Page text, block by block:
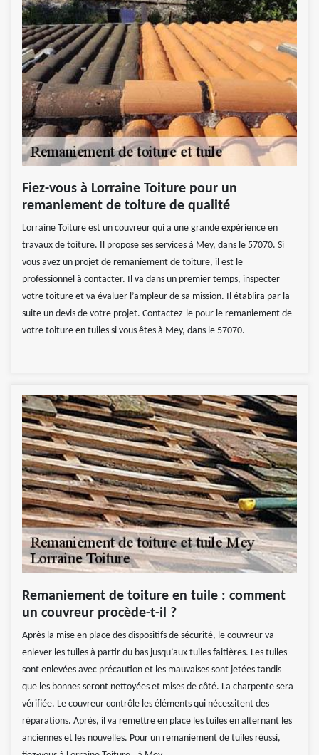
Fiez-vous à Lorraine Toiture pour un
remaniement de toiture de qualité
Lorraine Toiture est un couvreur qui a une grande expérience en
travaux de toiture. Il propose ses services à Mey, dans le 57070. Si
vous avez un projet de remaniement de toiture, il est le
professionnel à contacter. Il va dans un premier temps, inspecter
votre toiture et va évaluer l’ampleur de sa mission. Il établira par la
suite un devis de votre projet. Contactez-le pour le remaniement de
votre toiture en tuiles si vous êtes à Mey, dans le 57070.
Remaniement de toiture en tuile : comment
un couvreur procède-t-il ?
Après la mise en place des dispositifs de sécurité, le couvreur va
enlever les tuiles à partir du bas jusqu’aux tuiles faitières. Les tuiles
sont enlevées avec précaution et les mauvaises sont jetées tandis
que les bonnes seront nettoyées et mises de côté. La charpente sera
vérifiée. Le couvreur contrôle les éléments qui nécessitent des
réparations. Après, il va remettre en place les tuiles en alternant les
anciennes et les nouvelles. Pour un remaniement de tuiles réussi,